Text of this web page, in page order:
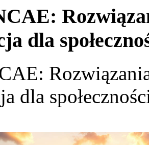
dla
dla